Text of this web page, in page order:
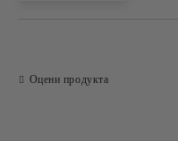
Оцени продукта